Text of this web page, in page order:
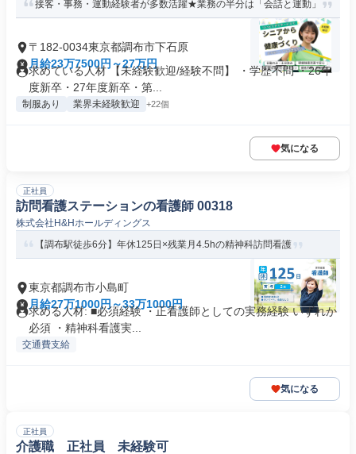
接客・事務・運動経験者が多数活躍★業務の半分は「会話と運動」
〒182-0034東京都調布市下石原
月給23万7500円～27万円
求めている人材 【未経験歓迎/経験不問】 ・学歴不問 ・26年
度新卒・27年度新卒・第...
制服あり 業界未経験歓迎 +22個
気になる
正社員
訪問看護ステーションの看護師 00318
株式会社H&Hホールディングス
【調布駅徒歩6分】年休125日×残業月4.5hの精神科訪問看護
東京都調布市小島町
月給27万1000円～33万1000円
求める人材: ■必須経験 ・正看護師としての実務経験 いずれか
必須 ・精神科看護実...
交通費支給
気になる
正社員
介護職 正社員 未経験可